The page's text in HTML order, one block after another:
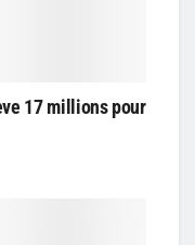
17 millions pour